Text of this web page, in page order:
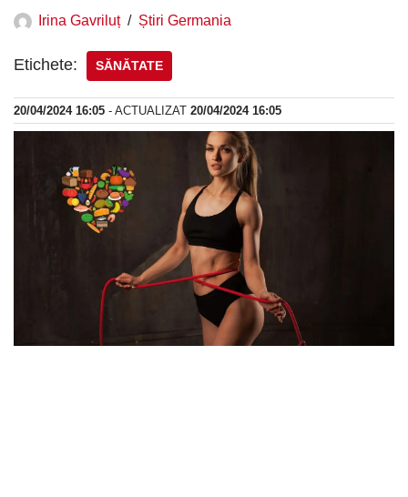
Irina Gavriluț Știri Germania
Etichete: SĂNĂTATE
20/04/2024 16:05 - ACTUALIZAT 20/04/2024 16:05